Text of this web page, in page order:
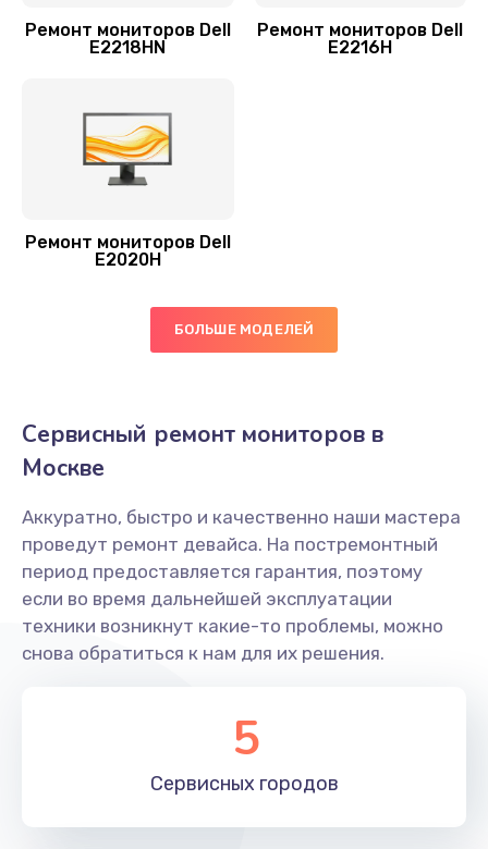
Ремонт мониторов Dell
E2218HN
Ремонт мониторов Dell
E2216H
Ремонт мониторов Dell
E2020H
БОЛЬШЕ МОДЕЛЕЙ
Сервисный ремонт мониторов в
Москве
Аккуратно, быстро и качественно наши мастера
проведут ремонт девайса. На постремонтный
период предоставляется гарантия, поэтому
если во время дальнейшей эксплуатации
техники возникнут какие-то проблемы, можно
снова обратиться к нам для их решения.
5
Сервисных городов